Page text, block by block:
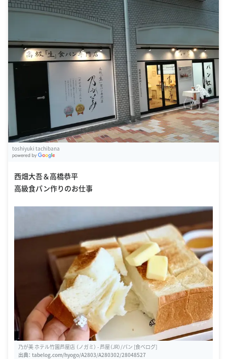
toshiyuki tachibana
西畑大吾＆高橋恭平
高級食パン作りのお仕事
乃が美 ホテル竹園芦屋店 （ノガミ） - 芦屋（JR）/パン [食べログ]
出典： tabelog.com/hyogo/A2803/A280302/28048527